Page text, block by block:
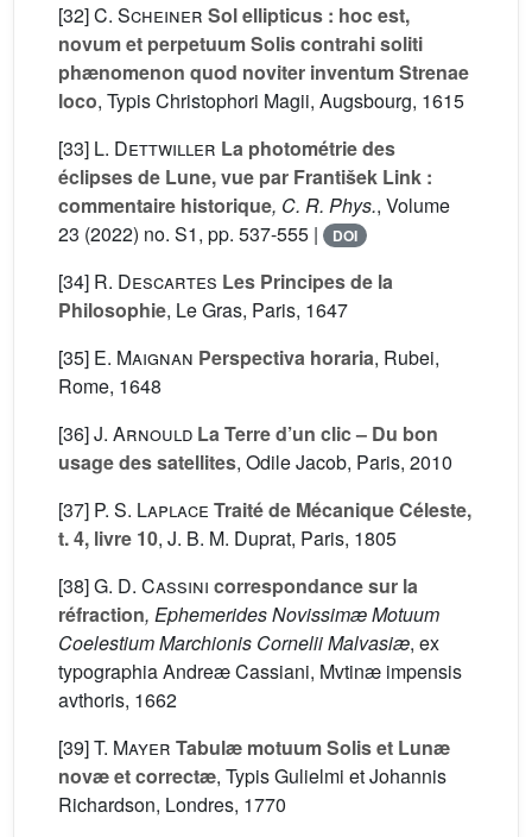
[32]C. Scheiner Sol ellipticus : hoc est,
novum et perpetuum Solis contrahi soliti
phænomenon quod noviter inventum Strenae
loco, Typis Christophori Magii, Augsbourg, 1615
[33] L. Dettwiller La photométrie des
éclipses de Lune, vue par František Link :
commentaire historique, C. R. Phys., Volume
23 (2022) no. S1, pp. 537-555 | DOI
[34] R. Descartes Les Principes de la
Philosophie, Le Gras, Paris, 1647
[35] E. Maignan Perspectiva horaria, Rubei,
Rome, 1648
[36]J. Arnould La Terre d’un clic – Du bon
usage des satellites, Odile Jacob, Paris, 2010
[37] P. S. Laplace Traité de Mécanique Céleste,
t. 4, livre 10, J. B. M. Duprat, Paris, 1805
[38]G. D. Cassini correspondance sur la
réfraction, Ephemerides Novissimæ Motuum
Coelestium Marchionis Cornelii Malvasiæ, ex
typographia Andreæ Cassiani, Mvtinæ impensis
avthoris, 1662
[39]T. Mayer Tabulæ motuum Solis et Lunæ
novæ et correctæ, Typis Gulielmi et Johannis
Richardson, Londres, 1770